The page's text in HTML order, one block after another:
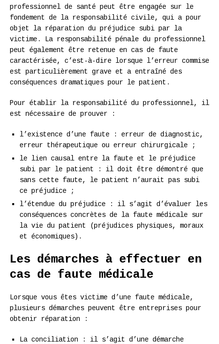
professionnel de santé peut être engagée sur le
fondement de la responsabilité civile, qui a pour
objet la réparation du préjudice subi par la
victime. La responsabilité pénale du professionnel
peut également être retenue en cas de faute
caractérisée, c’est-à-dire lorsque l’erreur commise
est particulièrement grave et a entraîné des
conséquences dramatiques pour le patient.
Pour établir la responsabilité du professionnel, il
est nécessaire de prouver :
l’existence d’une faute : erreur de diagnostic,
erreur thérapeutique ou erreur chirurgicale ;
le lien causal entre la faute et le préjudice
subi par le patient : il doit être démontré que
sans cette faute, le patient n’aurait pas subi
ce préjudice ;
l’étendue du préjudice : il s’agit d’évaluer les
conséquences concrètes de la faute médicale sur
la vie du patient (préjudices physiques, moraux
et économiques).
Les démarches à effectuer en
cas de faute médicale
Lorsque vous êtes victime d’une faute médicale,
plusieurs démarches peuvent être entreprises pour
obtenir réparation :
La conciliation : il s’agit d’une démarche